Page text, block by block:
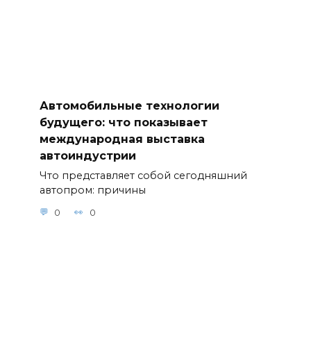
Автомобильные технологии
будущего: что показывает
международная выставка
автоиндустрии
Что представляет собой сегодняшний
автопром: причины
0 0